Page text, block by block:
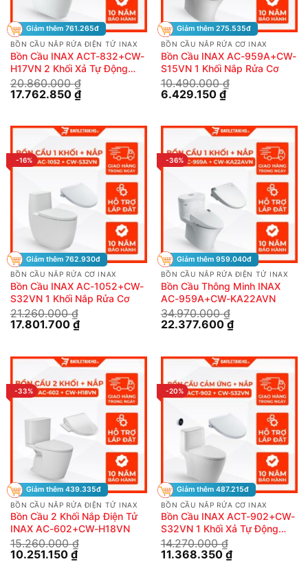
Giảm thêm 761.265đ
BỒN CẦU NẮP RỬA ĐIỆN TỬ INAX
Bồn Cầu INAX ACT-832+CW-
H17VN 2 Khối Xả Tự Động
Nắp Điện Tử
20.860.000₫
Giá
20.860.000 ₫.
17.762.850 ₫Giá
hiện
là:
17.762.850 ₫.
Giảm thêm 275.535đ
BỒN CẦU NẮP RỬA CƠ INAX
Bồn Cầu INAX AC-959A+CW-
S15VN 1 Khối Nắp Rửa Cơ
10.490.000₫
Giá
10.490.000 ₫.
6.429.150 ₫Giá
hiện
là:
6.429.150 ₫.
-16%
Giảm thêm 762.930đ
BỒN CẦU NẮP RỬA CƠ INAX
Bồn Cầu INAX AC-1052+CW-
S32VN 1 Khối Nắp Rửa Cơ
21.260.000₫
Giá
21.260.000 ₫.
17.801.700 ₫Giá
hiện
là:
17.801.700 ₫.
-36%
Giảm thêm 959.040đ
BỒN CẦU NẮP RỬA ĐIỆN TỬ INAX
Bồn Cầu Thông Minh INAX
AC-959A+CW-KA22AVN
34.970.000₫
Giá
34.970.000 ₫.
22.377.600 ₫Giá
hiện
là:
22.377.600 ₫.
-33%
Giảm thêm 439.335đ
BỒN CẦU NẮP RỬA ĐIỆN TỬ INAX
Bồn Cầu 2 Khối Nắp Điện Tử
INAX AC-602+CW-H18VN
15.260.000₫
Giá
10.251.150 ₫Giá
hiện
-20%
Giảm thêm 487.215đ
BỒN CẦU NẮP RỬA CƠ INAX
Bồn Cầu INAX ACT-902+CW-
S32VN 1 Khối Xả Tự Động
Nắp Rửa Cơ
14.270.000₫
Giá
11.368.350 ₫Giá
hiện